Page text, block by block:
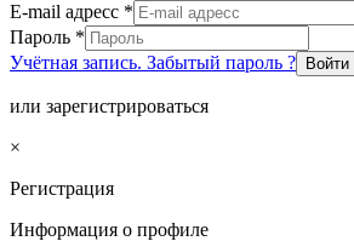
E-mail адресс *
Пароль *
Учётная запись. Забытый пароль ?
Войти
или зарегистрироваться
×
Регистрация
Информация о профиле